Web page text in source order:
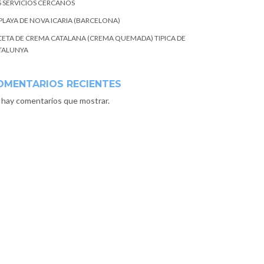
SERVICIOS CERCANOS
DE NOVA ICARIA (BARCELONA)
DE CREMA CATALANA (CREMA QUEMADA) TIPICA DE
RECIENTES
comentarios que mostrar.